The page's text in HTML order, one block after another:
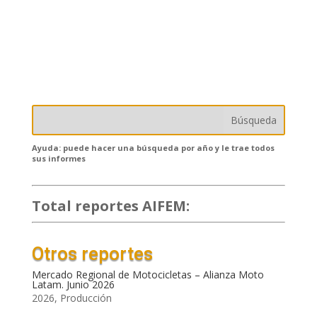
Ayuda: puede hacer una búsqueda por año y le trae todos
sus informes
Total reportes AIFEM:
Otros reportes
Mercado Regional de Motocicletas – Alianza Moto
Latam. Junio 2026
2026, Producción